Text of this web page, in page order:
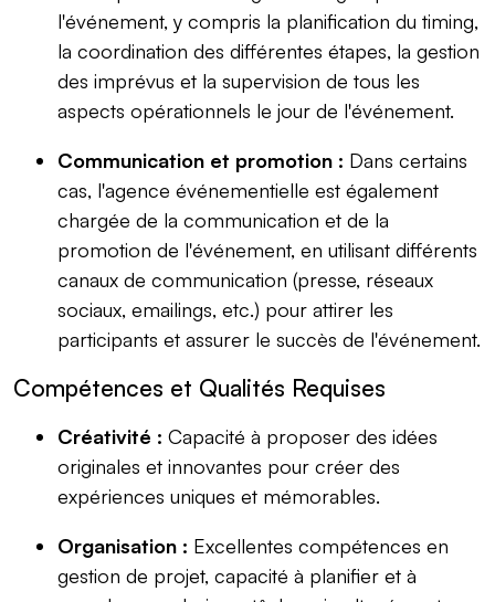
l'événement, y compris la planification du timing,
la coordination des différentes étapes, la gestion
des imprévus et la supervision de tous les
aspects opérationnels le jour de l'événement.
Communication et promotion : Dans certains
cas, l'agence événementielle est également
chargée de la communication et de la
promotion de l'événement, en utilisant différents
canaux de communication (presse, réseaux
sociaux, emailings, etc.) pour attirer les
participants et assurer le succès de l'événement.
Compétences et Qualités Requises
Créativité : Capacité à proposer des idées
originales et innovantes pour créer des
expériences uniques et mémorables.
Organisation : Excellentes compétences en
gestion de projet, capacité à planifier et à